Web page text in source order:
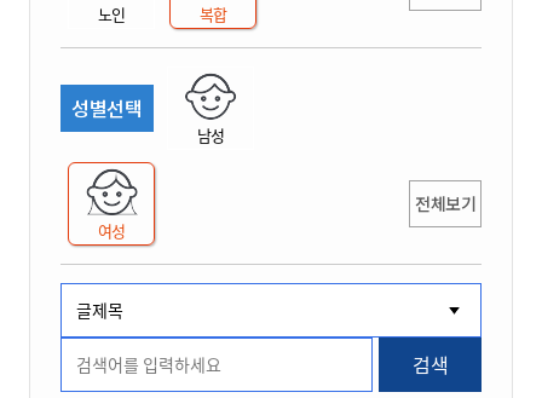
노인 복합
성별선택
남성
여성
전체보기
검색